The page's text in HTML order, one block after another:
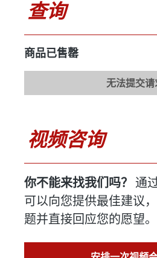
查询
商品已售罄
无法提交请
视频咨询
你不能来找我们吗？ 通
可以向您提供最佳建议
题并直接回应您的愿望。